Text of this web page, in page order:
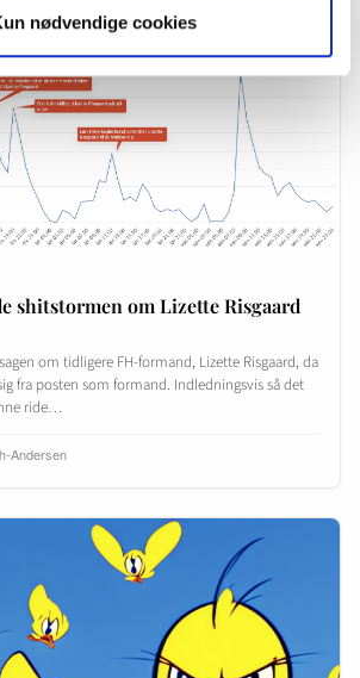
nødvendige cookies
shitstormen om Lizette Risgaard
om tidligere FH-formand, Lizette Risgaard, da
fra posten som formand. Indledningsvis så det
ride…
Andersen